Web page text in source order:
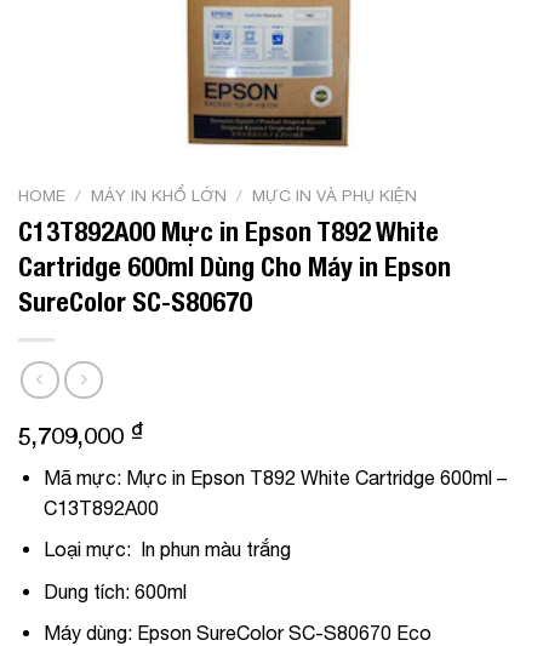
HOME / MÁY IN KHỔ LỚN / MỰC IN VÀ PHỤ KIỆN
C13T892A00 Mực in Epson T892 White
Cartridge 600ml Dùng Cho Máy in Epson
SureColor SC-S80670
5,709,000 ₫
Mã mực: Mực in Epson T892 White Cartridge 600ml –
C13T892A00
Loại mực: In phun màu trắng
Dung tích: 600ml
Máy dùng: Epson SureColor SC-S80670 Eco